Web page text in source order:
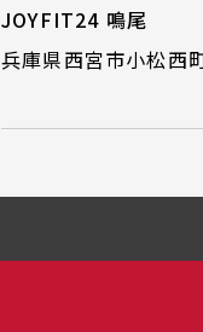
JOYFIT24 鳴尾
兵庫県西宮市小松西